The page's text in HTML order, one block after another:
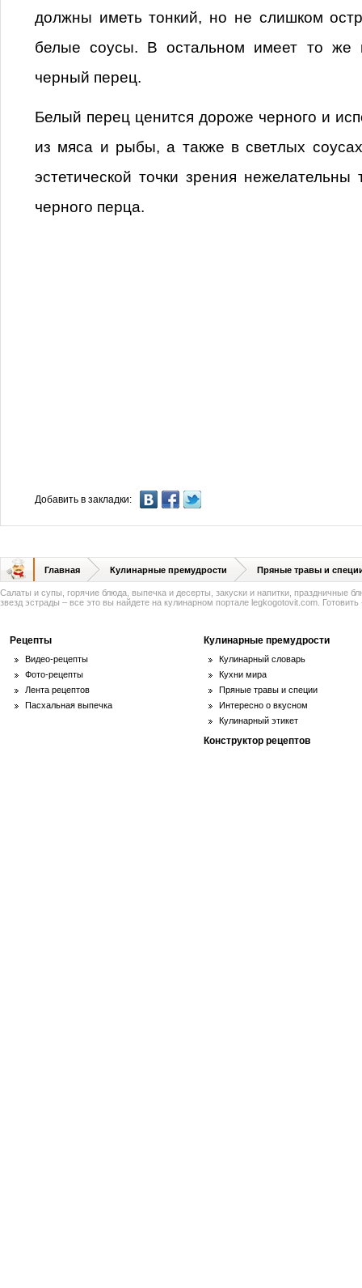
должны иметь тонкий, но не слишком
белые соусы. В остальном имеет то же
черный перец.
Белый перец ценится дороже черного и
из мяса и рыбы, а также в светлых
эстетической точки зрения нежелательны
черного перца.
Добавить в закладки:
Главная Кулинарные премудрости Пряные травы и
Салаты и супы, горячие блюда, выпечка и десерты, закуски и напитки, праздничные
звезд эстрады – все это вы найдете на кулинарном портале legkogotovit.com. Готовить
Рецепты
Видео-рецепты
Фото-рецепты
Лента рецептов
Пасхальная выпечка
Кулинарные премудрости
Кулинарный словарь
Кухни мира
Пряные травы и специи
Интересно о вкусном
Кулинарный этикет
Конструктор рецептов